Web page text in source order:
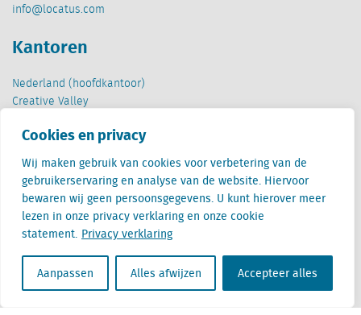
Cookies en privacy
Wij maken gebruik van cookies voor verbetering van de
gebruikerservaring en analyse van de website. Hiervoor
bewaren wij geen persoonsgegevens. U kunt hierover meer
lezen in onze privacy verklaring en onze cookie
statement. Privacy verklaring
Aanpassen Alles afwijzen Accepteer alles
info@locatus.com
Kantoren
Nederland (hoofdkantoor)
Creative Valley
3511 ED Utrecht
België
Cantersteen 47
1000 Brussel